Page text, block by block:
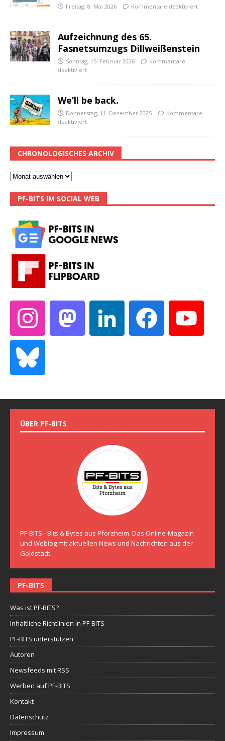
Freitag, 8. Mai 2026 Kommentare deaktiviert
Aufzeichnung des 65.
Fasnetsumzugs Dillweißenstein
Sonntag, 15. Februar 2026
Kommentare
deaktiviert
We’ll be back.
Donnerstag, 11. Dezember 2025
Kommentare
deaktiviert
CHRONOLOGISCHES ARCHIV
PF-BITS IM SOCIAL WEB
ÜBER PF-BITS
PF-BITS - Bits & Bytes aus Pforzheim. Das Online-Magazin
und Weblog mit aktuellen News und Nachrichten aus der
Goldstadt.
PF-BITS
Was ist PF-BITS?
Inhaltliche Richtlinien in PF-BITS
PF-BITS unterstützen
Autoren
Newsfeeds mit RSS
Werben auf PF-BITS
Kontakt
Datenschutz
Impressum